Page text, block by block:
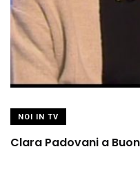
NOI IN TV
Clara Padovani a